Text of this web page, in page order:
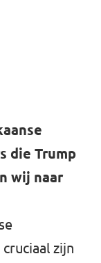
die Trump
wij naar
zijn